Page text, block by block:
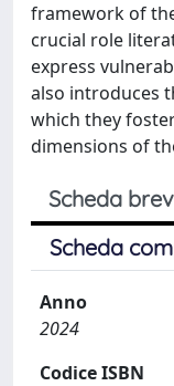
framework of
crucial role
express
also introduces
which they
dimensions of
Scheda
Scheda
Anno
2024
Codice ISBN